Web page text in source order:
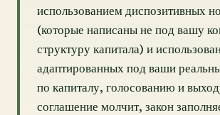
использованием диспозитивных
(которые написаны не под вашу
структуру капитала) и
адаптированных под ваши
по капиталу, голосованию и
соглашение молчит, закон